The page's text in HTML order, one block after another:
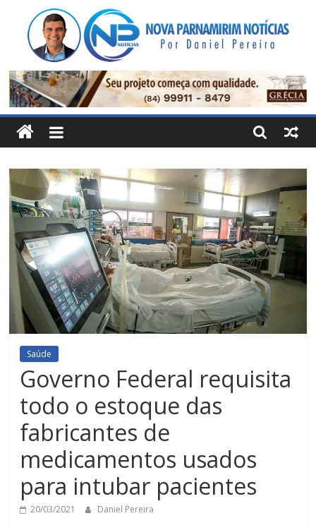
conteúdo
Nova
Parnamirim
Notícias
Por
Daniel
Pereira
Saúde
Governo Federal requisita
todo o estoque das
fabricantes de
medicamentos usados
para intubar pacientes
20/03/2021 Daniel Pereira